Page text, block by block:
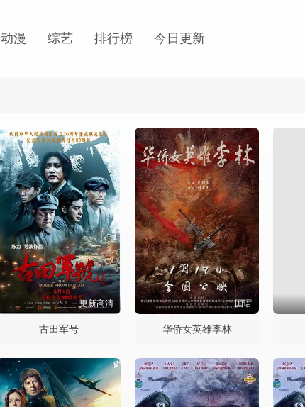
动漫 综艺 排行榜 今日更新
更新高清
古田军号
国语
华侨女英雄李林